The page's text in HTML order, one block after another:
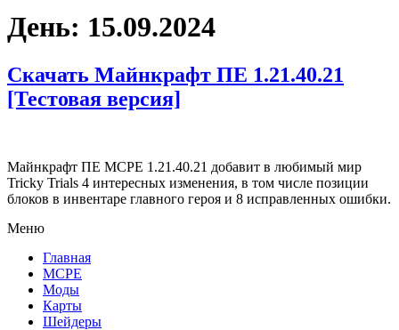
День: 15.09.2024
Скачать Майнкрафт ПЕ 1.21.40.21
[Тестовая версия]
Майнкрафт ПЕ MCPE 1.21.40.21 добавит в любимый мир
Tricky Trials 4 интересных изменения, в том числе позиции
блоков в инвентаре главного героя и 8 исправленных ошибки.
Меню
Главная
MCPE
Моды
Карты
Шейдеры